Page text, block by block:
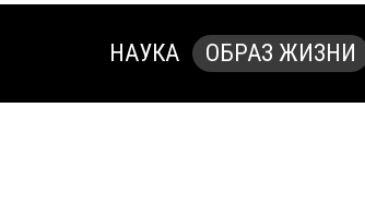
НАУКА ОБРАЗ ЖИЗНИ